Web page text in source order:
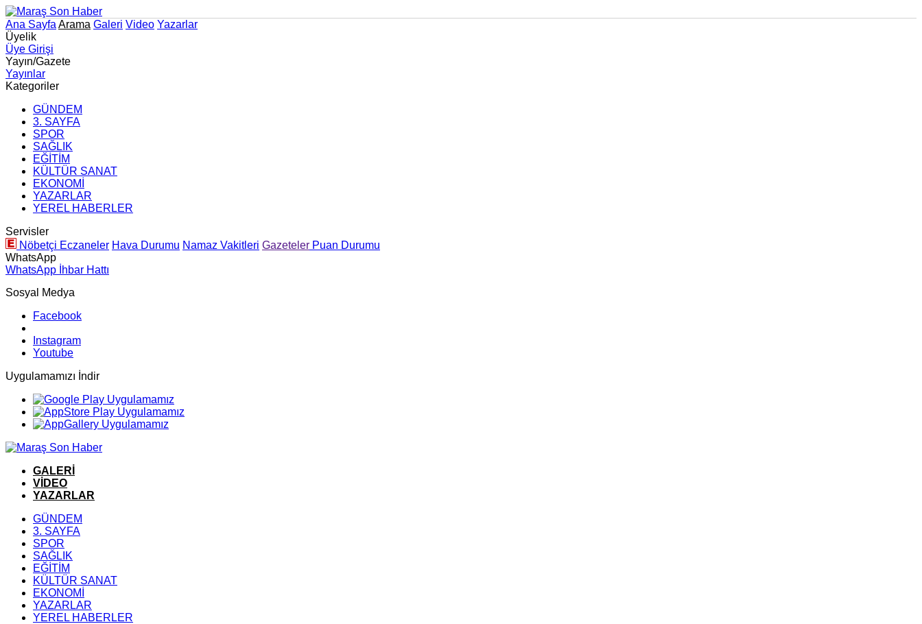
Ana Sayfa Arama Galeri Video Yazarlar
Üyelik
Üye Girişi
Yayın/Gazete
Yayınlar
Kategoriler
GÜNDEM
3. SAYFA
SPOR
SAĞLIK
EĞİTİM
KÜLTÜR SANAT
EKONOMİ
YAZARLAR
YEREL HABERLER
Servisler
Nöbetçi Eczaneler Hava Durumu Namaz Vakitleri Gazeteler Puan Durumu
WhatsApp
WhatsApp İhbar Hattı
Sosyal Medya
Facebook
Instagram
Youtube
Uygulamamızı İndir
GALERİ
VİDEO
YAZARLAR
GÜNDEM
3. SAYFA
SPOR
SAĞLIK
EĞİTİM
KÜLTÜR SANAT
EKONOMİ
YAZARLAR
YEREL HABERLER